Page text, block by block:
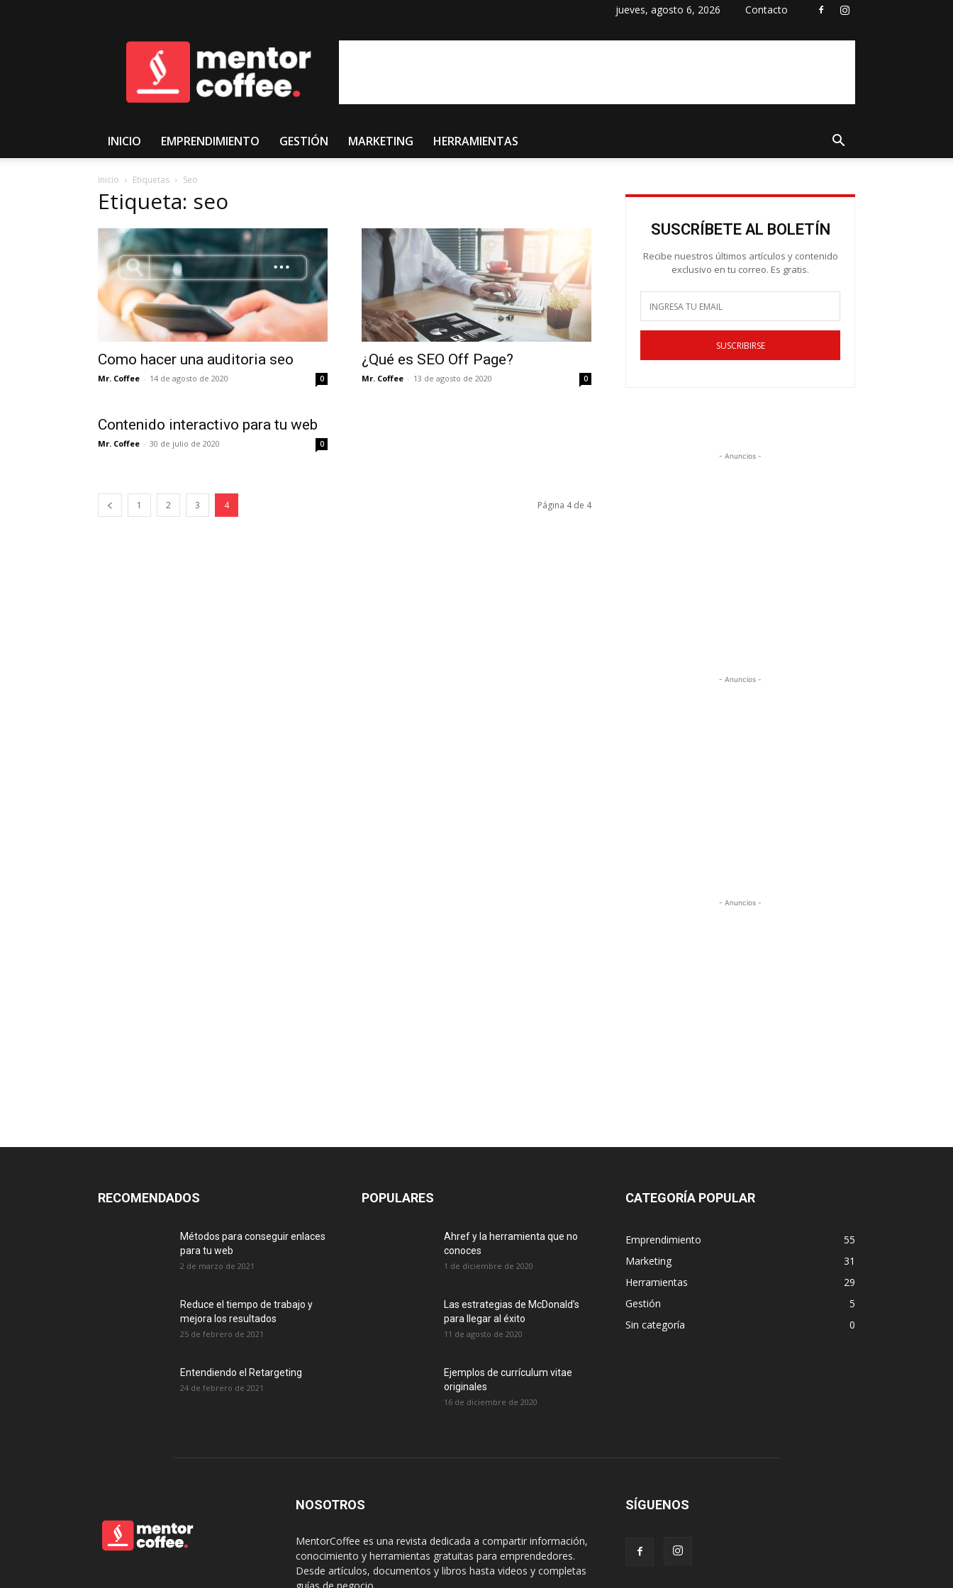
jueves, agosto 6, 2026 Contacto
𝑴𝒆𝒏𝒕𝒐𝒓𝑪𝒐𝒇𝒇𝒆𝒆
INICIO EMPRENDIMIENTO GESTIÓN MARKETING HERRAMIENTAS
Inicio Etiquetas Seo
Etiqueta: seo
Como hacer una auditoria seo
Mr. Coffee - 14 de agosto de 2020 0
¿Qué es SEO Off Page?
Mr. Coffee - 13 de agosto de 2020 0
Contenido interactivo para tu web
Mr. Coffee - 30 de julio de 2020 0
1 2 3 4 Página 4 de 4
SUSCRÍBETE AL BOLETÍN
Recibe nuestros últimos artículos y contenido
exclusivo en tu correo. Es gratis.
SUSCRIBIRSE
- Anuncios -
- Anuncios -
- Anuncios -
RECOMENDADOS
Métodos para conseguir enlaces
para tu web
2 de marzo de 2021
Reduce el tiempo de trabajo y
mejora los resultados
25 de febrero de 2021
Entendiendo el Retargeting
24 de febrero de 2021
POPULARES
Ahref y la herramienta que no
conoces
1 de diciembre de 2020
Las estrategias de McDonald’s
para llegar al éxito
11 de agosto de 2020
Ejemplos de currículum vitae
originales
16 de diciembre de 2020
CATEGORÍA POPULAR
Emprendimiento
55
Marketing
31
Herramientas
29
Gestión
5
Sin categoría
0
NOSOTROS
MentorCoffee es una revista dedicada a compartir información,
conocimiento y herramientas gratuitas para emprendedores.
Desde artículos, documentos y libros hasta videos y completas
SÍGUENOS